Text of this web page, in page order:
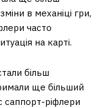
в механіці гри,
часто
на карті.
більш
ще більший
саппорт-ріфлери